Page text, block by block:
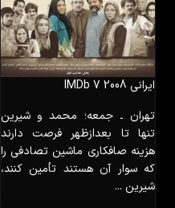
ایرانی 2008
IMDb 7
تهران ـ جمعه؛ محمد و شیرین
تنها تا بعدازظهر فرصت دارند
هزینه صافکاری ماشین تصادفی را
که سوار آن هستند تأمین کنند،
شیرین ...